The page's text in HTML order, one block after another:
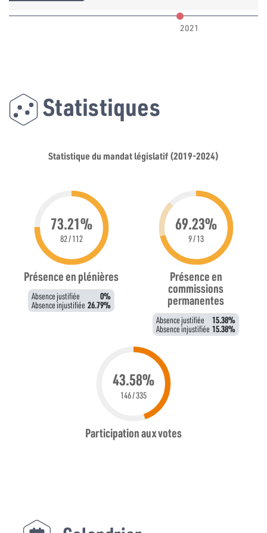
2021
Statistiques
Statistique du mandat législatif (2019-2024)
73.21%
82 / 112
Présence en plénières
Absence justifiée 0%
Absence injustifiée 26.79%
69.23%
9 / 13
Présence en
commissions
permanentes
Absence justifiée 15.38%
Absence injustifiée 15.38%
43.58%
146 / 335
Participation aux votes